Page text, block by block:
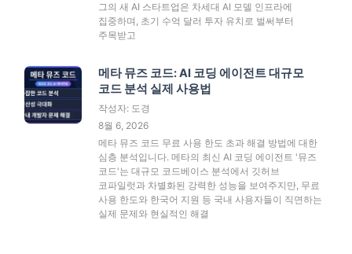
그의 새 AI 스타트업은 차세대 AI 모델 인프라에
집중하며, 초기 수억 달러 투자 유치로 벌써부터
주목받고
메타 뮤즈 코드: AI 코딩 에이전트 대규모
코드 분석 실제 사용법
작성자: 도경
8월 6, 2026
메타 뮤즈 코드 무료 사용 한도 초과 해결 방법에 대한
심층 분석입니다. 메타의 최신 AI 코딩 에이전트 '뮤즈
코드'는 대규모 코드베이스 분석에서 깃허브
코파일럿과 차별화된 강력한 성능을 보여주지만, 무료
사용 한도와 한국어 지원 등 국내 사용자들이 직면하는
실제 문제와 현실적인 해결